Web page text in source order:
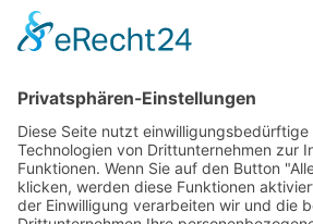
Versandpartner
Zahlung und
Datenschutz